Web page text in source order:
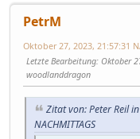
PetrM
Oktober 27, 2023, 21:57:31
Letzte Bearbeitung: Oktober
woodlanddragon
Zitat von: Peter Reil
NACHMITTAGS